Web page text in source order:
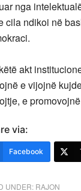
nga
cila ndikoi në
akt
e vijojnë
e
via:
Facebook
UNDER: RAJON